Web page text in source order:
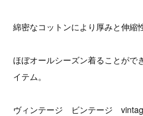
綿密なコットンにより厚みと伸縮
ほぼオールシーズン着ることがで
イテム。
ヴィンテージ ビンテージ